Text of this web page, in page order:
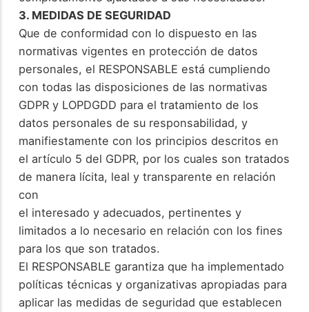
3. MEDIDAS DE SEGURIDAD
Que de conformidad con lo dispuesto en las
normativas vigentes en protección de datos
personales, el RESPONSABLE está cumpliendo
con todas las disposiciones de las normativas
GDPR y LOPDGDD para el tratamiento de los
datos personales de su responsabilidad, y
manifiestamente con los principios descritos en
el artículo 5 del GDPR, por los cuales son tratados
de manera lícita, leal y transparente en relación
con
el interesado y adecuados, pertinentes y
limitados a lo necesario en relación con los fines
para los que son tratados.
El RESPONSABLE garantiza que ha implementado
políticas técnicas y organizativas apropiadas para
aplicar las medidas de seguridad que establecen